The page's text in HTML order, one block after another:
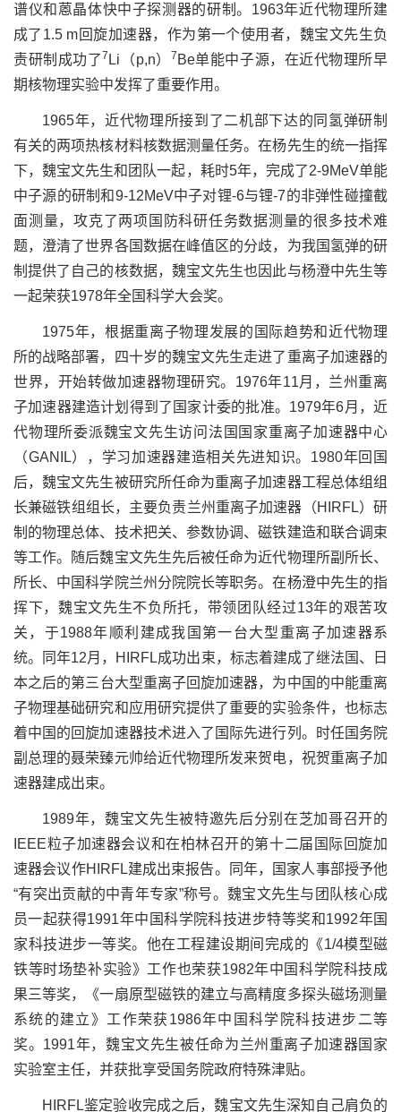
谱仪和蒽晶体快中子探测器的研制。 1963年近代物理所建
成了 1.5 m 回旋加速器，作为第一个使用者，魏宝文先生负
责研制成功了7 Li （p,n） 7 Be单能中子源，在近代物理所早
期核物理实验中发挥了重要作用。
1965年，近代物理所接到了二机部下达的同氢弹研制
有关的两项热核材料核数据测量任务。在杨先生的统一指挥
下，魏宝文先生和团队一起，耗时5年，完成了2-9MeV单能
中子源的研制和9-12MeV中子对锂-6与锂-7的非弹性碰撞截
面测量，攻克了两项国防科研任务数据测量的很多技术难
题，澄清了世界各国数据在峰值区的分歧，为我国氢弹的研
制提供了自己的核数据，魏宝文先生也因此与杨澄中先生等
一起荣获1978年全国科学大会奖。
1975年，根据重离子物理发展的国际趋势和近代物理
所的战略部署，四十岁的魏宝文先生走进了重离子加速器的
世界，开始转做加速器物理研究。 1976年11月，兰州重离
子加速器建造计划得到了国家计委的批准。 1979年6月，近
代物理所委派魏宝文先生访问法国国家重离子加速器中心
（GANIL），学习加速器建造相关先进知识。 1980年回国
后，魏宝文先生被研究所任命为重离子加速器工程总体组组
长兼磁铁组组长，主要负责兰州重离子加速器 （HIRFL）研
制的物理总体、技术把关、参数协调、磁铁建造和联合调束
等工作。 随后魏宝文先生先后被任命为近代物理所副所长、
所长、中国科学院兰州分院院长等职务。在杨澄中先生的指
挥下，魏宝文先生不负所托，带领团队经过13年的艰苦攻
关，于1988年顺利建成我国第一台大型重离子加速器系
统。同年12月， HIRFL成功出束，标志着建成了继法国、日
本之后的第三台大型重离子回旋加速器，为中国的中能重离
子物理基础研究和应用研究提供了重要的实验条件，也标志
着中国的回旋加速器技术进入了国际先进行列。时任国务院
副总理的聂荣臻元帅给近代物理所发来贺电，祝贺重离子加
速器建成出束。
1989年，魏宝文先生被特邀先后分别在芝加哥召开的
IEEE粒子加速器会议和在柏林召开的第十二届国际回旋加
速器会议作HIRFL建成出束报告。
同年，国家人事部授予他
“有突出贡献的中青年专家”称号。 魏宝文先生与团队核心成
员一起获得1991年中国科学院科技进步特等奖和1992年国
家科技进步一等奖。 他在工程建设期间完成的《1/4模型磁
铁等时场垫补实验》工作也荣获1982年中国科学院科技成
果三等奖，《一扇原型磁铁的建立与高精度多探头磁场测量
系统的建立》工作荣获 1986年中国科学院科技进步二等
奖。 1991年，魏宝文先生被任命为兰州重离子加速器国家
实验室主任，并获批享受国务院政府特殊津贴。
HIRFL鉴定验收完成之后，魏宝文先生深知自己肩负的